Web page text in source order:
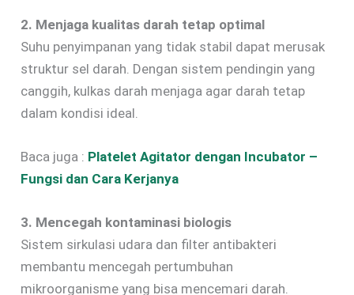
2. Menjaga kualitas darah tetap optimal
Suhu penyimpanan yang tidak stabil dapat merusak
struktur sel darah. Dengan sistem pendingin yang
canggih, kulkas darah menjaga agar darah tetap
dalam kondisi ideal.
Baca juga : Platelet Agitator dengan Incubator –
Fungsi dan Cara Kerjanya
3. Mencegah kontaminasi biologis
Sistem sirkulasi udara dan filter antibakteri
membantu mencegah pertumbuhan
mikroorganisme yang bisa mencemari darah.